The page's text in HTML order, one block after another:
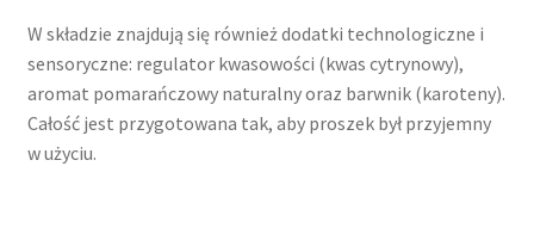
W składzie znajdują się również dodatki technologiczne i
sensoryczne: regulator kwasowości (kwas cytrynowy),
aromat pomarańczowy naturalny oraz barwnik (karoteny).
Całość jest przygotowana tak, aby proszek był przyjemny
w użyciu.